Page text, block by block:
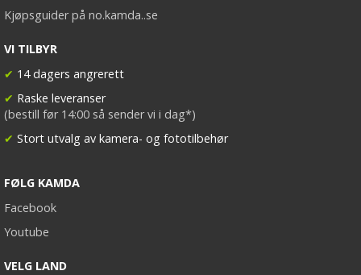
Kjøpsguider på no.kamda..se
VI TILBYR
✔ 14 dagers angrerett
✔ Raske leveranser
(bestill før 14:00 så sender vi i dag*)
✔ Stort utvalg av kamera- og fototilbehør
FØLG KAMDA
Facebook
Youtube
VELG LAND